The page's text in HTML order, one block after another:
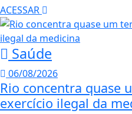
ACESSAR
Saúde
06/08/2026
Rio concentra quase
exercício ilegal da